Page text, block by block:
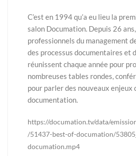
C’est en 1994 qu’a eu lieu la
salon Documation. Depuis 26
professionnels du management
des processus documentaires et
réunissent chaque année pour
nombreuses tables rondes,
pour parler des nouveaux enjeux
documentation.
https://documation.tv/data/
/51437-best-of-documation/
documation.mp4